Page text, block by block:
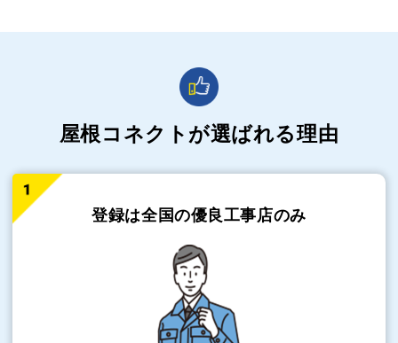
屋根コネクトが選ばれる理由
登録は全国の優良工事店のみ